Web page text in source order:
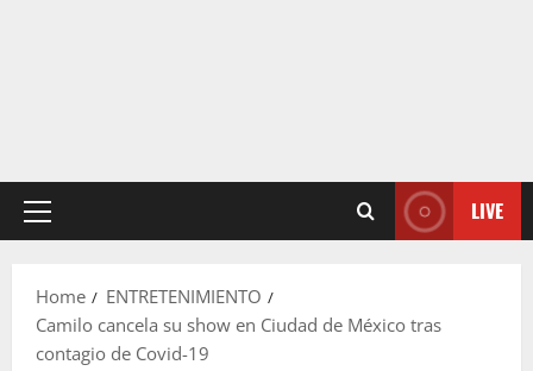
Primary
LIVE
Home
ENTRETENIMIENTO
Camilo cancela su show en Ciudad de México tras
contagio de Covid-19